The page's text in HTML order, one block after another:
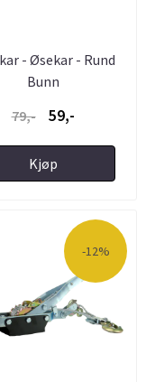
- Øsekar - Rund
Bunn
79,-
59,-
Kjøp
-12%